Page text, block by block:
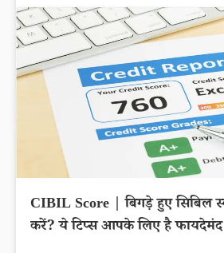
CIBIL Score | बिगड़े हुए सिबिल
करें? ये टिप्स आपके लिए है फायदेमंद